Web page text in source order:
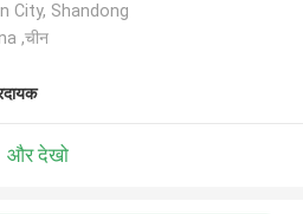
City, Shandong
,चीन
और देखो